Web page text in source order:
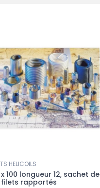
HELICOILS
100 longueur 12, sachet de
filets rapportés